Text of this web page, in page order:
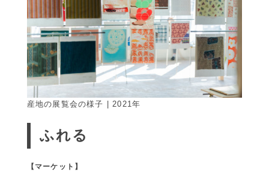
産地の展覧会の様子 | 2021年
ふれる
【マーケット】